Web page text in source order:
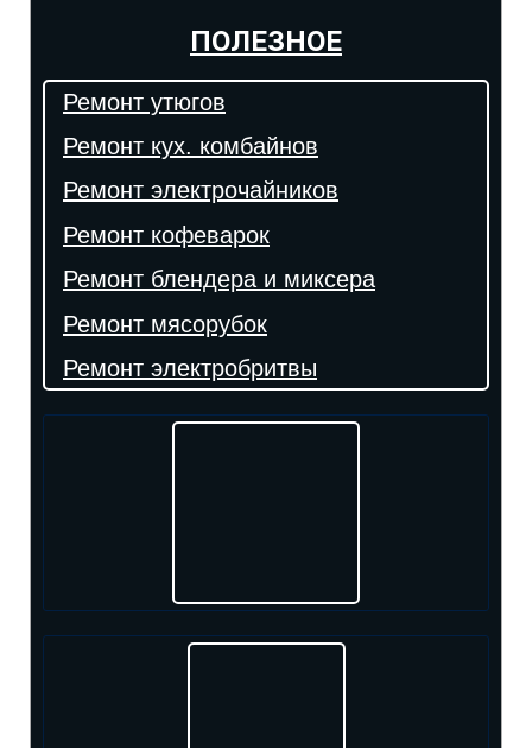
ПОЛЕЗНОЕ
Ремонт утюгов
Ремонт кух. комбайнов
Ремонт электрочайников
Ремонт кофеварок
Ремонт блендера и миксера
Ремонт мясорубок
Ремонт электробритвы